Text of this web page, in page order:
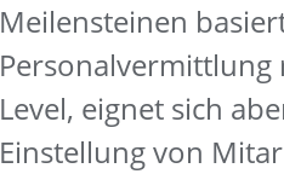
Meilensteinen
Personalvermittlung
Level, eignet sich
Einstellung von